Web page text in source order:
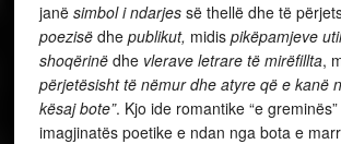
janë simbol i ndarjes së thellë dhe të
poezisë dhepublikut, midispikëpamjeve
shoqërinë dhevlerave letrare të mirëfillta,
përjetësisht të nëmur dhe atyre që e kanë
kësaj bote”. Kjo ide romantike “e
imagjinatës poetike e ndan nga bota e